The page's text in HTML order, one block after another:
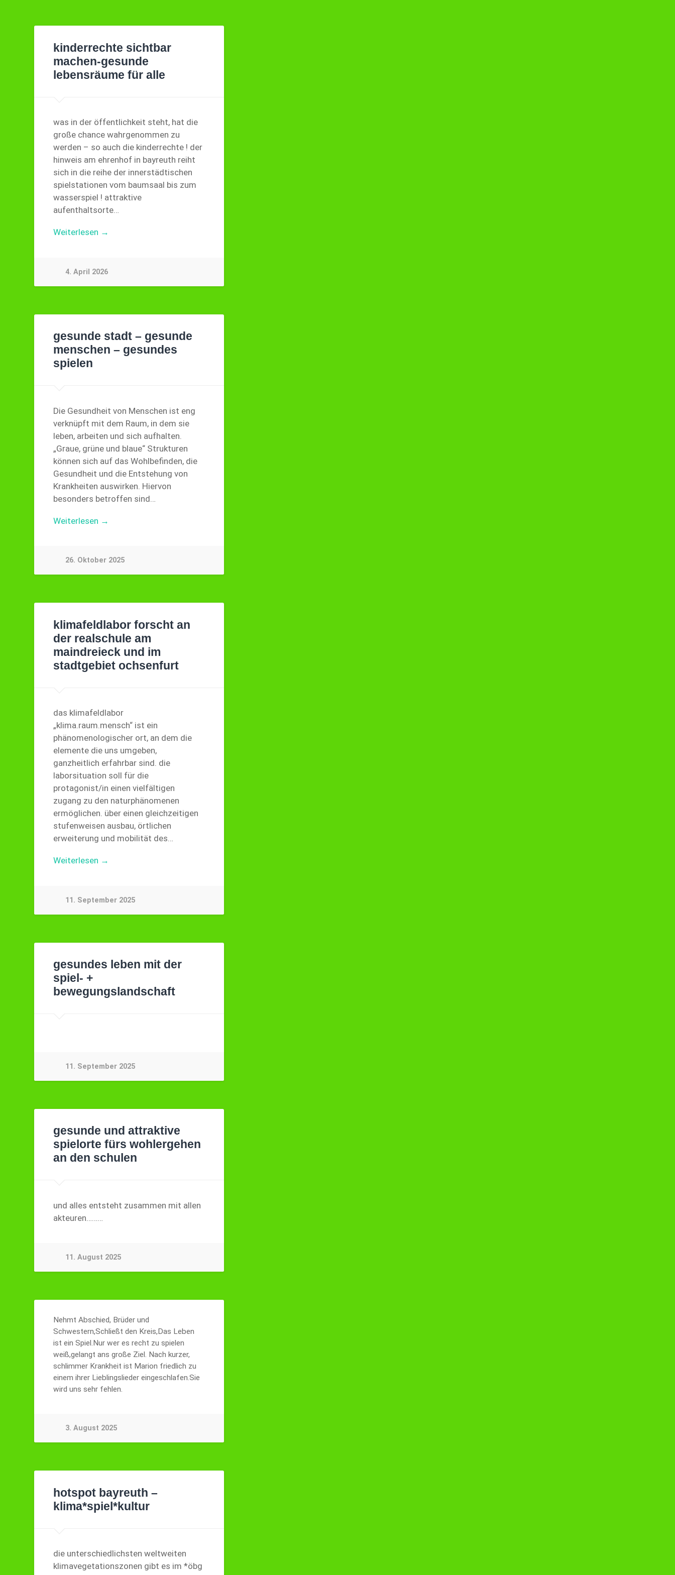
kinderrechte sichtbar
machen-gesunde
lebensräume für alle
was in der öffentlichkeit steht, hat die
große chance wahrgenommen zu
werden – so auch die kinderrechte ! der
hinweis am ehrenhof in bayreuth reiht
sich in die reihe der innerstädtischen
spielstationen vom baumsaal bis zum
wasserspiel ! attraktive
aufenthaltsorte…
Weiterlesen →
4. April 2026
gesunde stadt – gesunde
menschen – gesundes
spielen
Die Gesundheit von Menschen ist eng
verknüpft mit dem Raum, in dem sie
leben, arbeiten und sich aufhalten.
„Graue, grüne und blaue“ Strukturen
können sich auf das Wohlbefinden, die
Gesundheit und die Entstehung von
Krankheiten auswirken. Hiervon
besonders betroffen sind…
Weiterlesen →
26. Oktober 2025
klimafeldlabor forscht an
der realschule am
maindreieck und im
stadtgebiet ochsenfurt
das klimafeldlabor
„klima.raum.mensch“ ist ein
phänomenologischer ort, an dem die
elemente die uns umgeben,
ganzheitlich erfahrbar sind. die
laborsituation soll für die
protagonist/in einen vielfältigen
zugang zu den naturphänomenen
ermöglichen. über einen gleichzeitigen
stufenweisen ausbau, örtlichen
erweiterung und mobilität des…
Weiterlesen →
11. September 2025
gesundes leben mit der
spiel- +
bewegungslandschaft
11. September 2025
gesunde und attraktive
spielorte fürs wohlergehen
an den schulen
und alles entsteht zusammen mit allen
akteuren………
11. August 2025
Nehmt Abschied, Brüder und
Schwestern,Schließt den Kreis,Das Leben
ist ein Spiel.Nur wer es recht zu spielen
weiß,gelangt ans große Ziel. Nach kurzer,
schlimmer Krankheit ist Marion friedlich zu
einem ihrer Lieblingslieder eingeschlafen.Sie
wird uns sehr fehlen.
3. August 2025
hotspot bayreuth –
klima*spiel*kultur
die unterschiedlichsten weltweiten
klimavegetationszonen gibt es im *öbg